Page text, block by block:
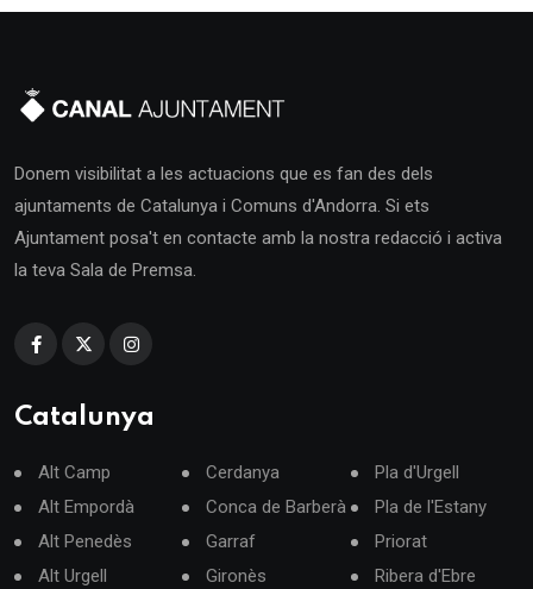
Donem visibilitat a les actuacions que es fan des dels
ajuntaments de Catalunya i Comuns d'Andorra. Si ets
Ajuntament posa't en contacte amb la nostra redacció i activa
la teva Sala de Premsa.
Catalunya
Alt Camp
Alt Empordà
Alt Penedès
Alt Urgell
Cerdanya
Conca de Barberà
Garraf
Gironès
Pla d'Urgell
Pla de l'Estany
Priorat
Ribera d'Ebre